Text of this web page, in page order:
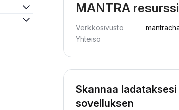
MANTRA
Verkkosivusto
Yhteisö
Skannaa ladataksesi
sovelluksen